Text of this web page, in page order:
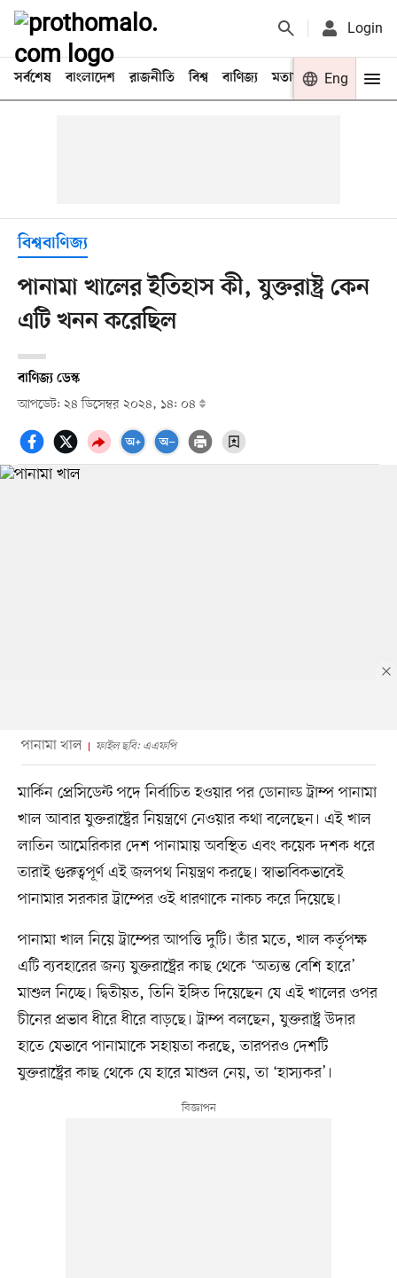
Login
সর্বশেষ বাংলাদেশ রাজনীতি বিশ্ব বাণিজ্য মতামত খেলা
Eng
বিশ্ববাণিজ্য
পানামা খালের ইতিহাস কী, যুক্তরাষ্ট্র কেন
এটি খনন করেছিল
বাণিজ্য ডেস্ক
আপডেট: ২৪ ডিসেম্বর ২০২৪, ১৪: ০৪
পানামা খাল ফাইল ছবি: এএফপি
মার্কিন প্রেসিডেন্ট পদে নির্বাচিত হওয়ার পর ডোনাল্ড ট্রাম্প পানামা
খাল আবার যুক্তরাষ্ট্রের নিয়ন্ত্রণে নেওয়ার কথা বলেছেন। এই খাল
লাতিন আমেরিকার দেশ পানামায় অবস্থিত এবং কয়েক দশক ধরে
তারাই গুরুত্বপূর্ণ এই জলপথ নিয়ন্ত্রণ করছে। স্বাভাবিকভাবেই
পানামার সরকার ট্রাম্পের ওই ধারণাকে নাকচ করে দিয়েছে।
পানামা খাল নিয়ে ট্রাম্পের আপত্তি দুটি। তাঁর মতে, খাল কর্তৃপক্ষ
এটি ব্যবহারের জন্য যুক্তরাষ্ট্রের কাছ থেকে ‘অত্যন্ত বেশি হারে’
মাশুল নিচ্ছে। দ্বিতীয়ত, তিনি ইঙ্গিত দিয়েছেন যে এই খালের ওপর
চীনের প্রভাব ধীরে ধীরে বাড়ছে। ট্রাম্প বলছেন, যুক্তরাষ্ট্র উদার
হাতে যেভাবে পানামাকে সহায়তা করছে, তারপরও দেশটি
যুক্তরাষ্ট্রের কাছ থেকে যে হারে মাশুল নেয়, তা ‘হাস্যকর’।